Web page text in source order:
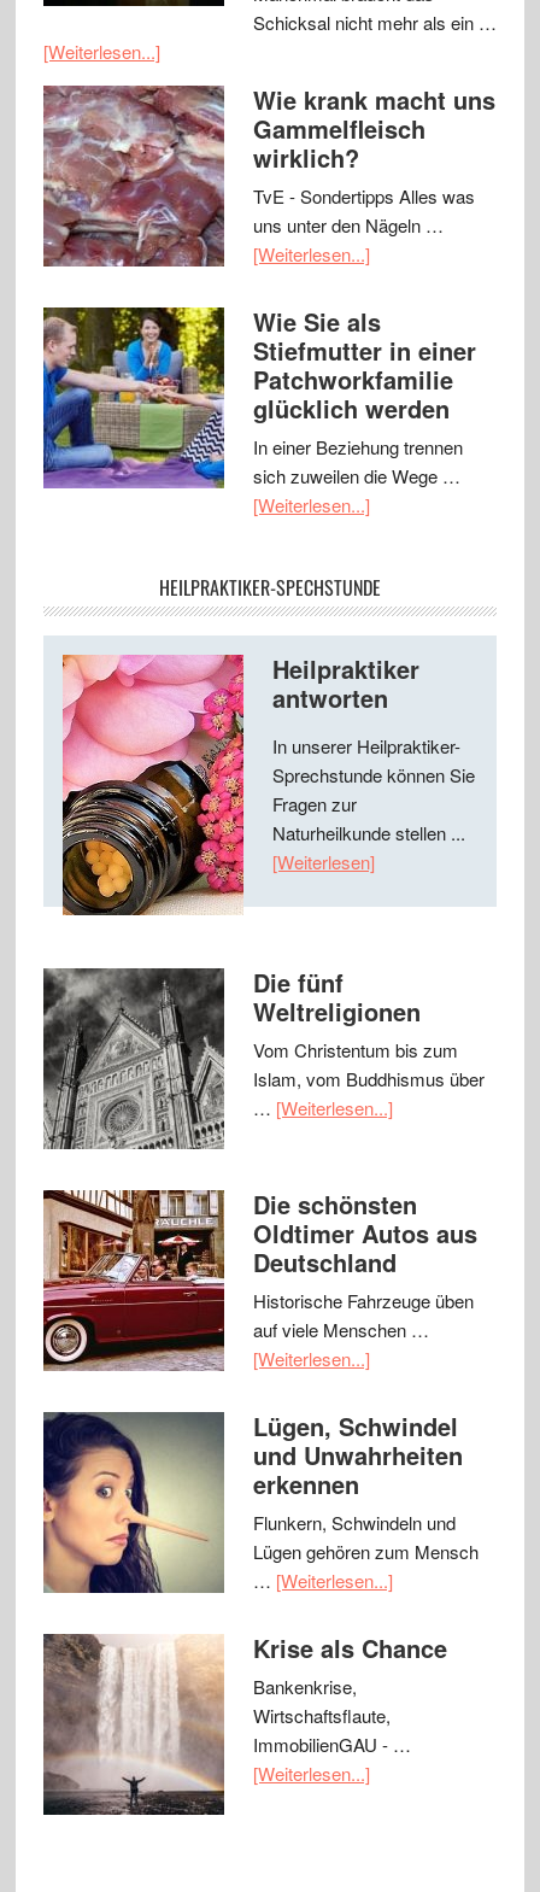
Schicksal nicht mehr als ein …
[Weiterlesen...]
Wie krank macht uns
Gammelfleisch
wirklich?
TvE - Sondertipps Alles was
uns unter den Nägeln …
[Weiterlesen...]
Wie Sie als
Stiefmutter in einer
Patchworkfamilie
glücklich werden
In einer Beziehung trennen
sich zuweilen die Wege …
[Weiterlesen...]
HEILPRAKTIKER-SPECHSTUNDE
Heilpraktiker
antworten
In unserer Heilpraktiker-
Sprechstunde können Sie
Fragen zur
Naturheilkunde stellen ...
[Weiterlesen]
Die fünf
Weltreligionen
Vom Christentum bis zum
Islam, vom Buddhismus über
… [Weiterlesen...]
Die schönsten
Oldtimer Autos aus
Deutschland
Historische Fahrzeuge üben
auf viele Menschen …
[Weiterlesen...]
Lügen, Schwindel
und Unwahrheiten
erkennen
Flunkern, Schwindeln und
Lügen gehören zum Mensch
… [Weiterlesen...]
Krise als Chance
Bankenkrise,
Wirtschaftsflaute,
ImmobilienGAU - …
[Weiterlesen...]